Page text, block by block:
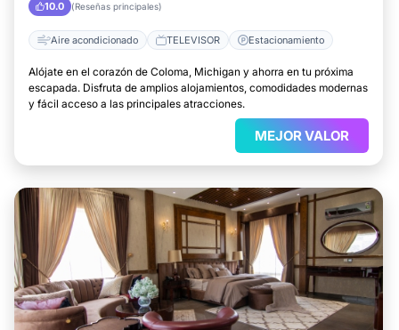
10.0 (Reseñas principales)
Aire acondicionado TELEVISOR Estacionamiento
Alójate en el corazón de Coloma, Michigan y ahorra en tu próxima
escapada. Disfruta de amplios alojamientos, comodidades modernas
y fácil acceso a las principales atracciones.
MEJOR VALOR